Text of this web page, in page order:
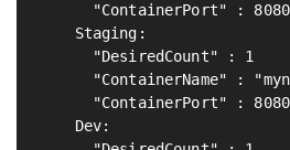
      "ContainerPort" : 8080
    Staging:
      "DesiredCount" : 1
"ContainerName" :
      "ContainerPort" : 8080
    Dev: